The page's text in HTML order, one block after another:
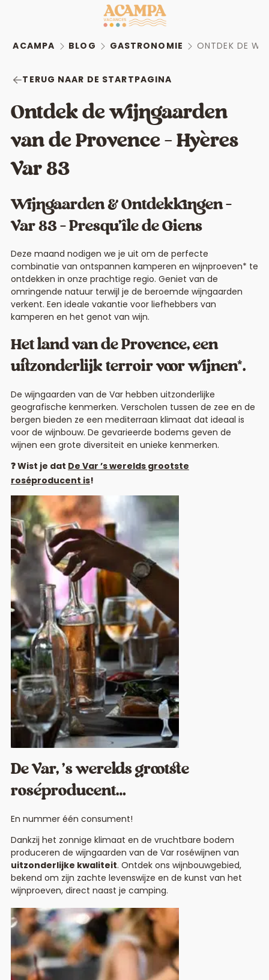
ACAMPA BLOG GASTRONOMIE ONTDEK DE
TERUG NAAR DE STARTPAGINA
Ontdek de wijngaarden
van de Provence – Hyères
Var 83
Wijngaarden & Ontdekkingen –
Var 83 – Presqu’île de Giens
Deze maand nodigen we je uit om de perfecte
combinatie van ontspannen kamperen en wijnproeven* te
ontdekken in onze prachtige regio. Geniet van de
omringende natuur terwijl je de beroemde wijngaarden
verkent. Een ideale vakantie voor liefhebbers van
kamperen en het genot van wijn.
Het land van de Provence, een
uitzonderlijk terroir voor wijnen*.
De wijngaarden van de Var hebben uitzonderlijke
geografische kenmerken. Verscholen tussen de zee en de
bergen bieden ze een mediterraan klimaat dat ideaal is
voor de wijnbouw. De gevarieerde bodems geven de
wijnen een grote diversiteit en unieke kenmerken.
❓ Wist je dat De Var ’s werelds grootste
roséproducent is!
De Var, ’s werelds grootste
roséproducent…
En nummer één consument!
Dankzij het zonnige klimaat en de vruchtbare bodem
produceren de wijngaarden van de Var roséwijnen van
uitzonderlijke kwaliteit. Ontdek ons wijnbouwgebied,
bekend om zijn zachte levenswijze en de kunst van het
wijnproeven, direct naast je camping.